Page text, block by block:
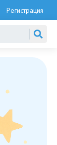
Регистрация